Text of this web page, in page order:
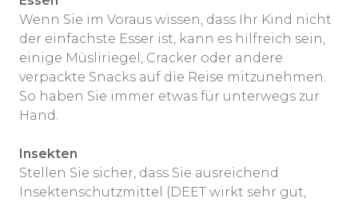
Wenn Sie im Voraus wissen, dass Ihr Kind nicht
der einfachste Esser ist, kann es hilfreich sein,
einige Müsliriegel, Cracker oder andere
verpackte Snacks auf die Reise mitzunehmen.
So haben Sie immer etwas für unterwegs zur
Hand.
Insekten
Stellen Sie sicher, dass Sie ausreichend
Insektenschutzmittel (DEET wirkt sehr gut,